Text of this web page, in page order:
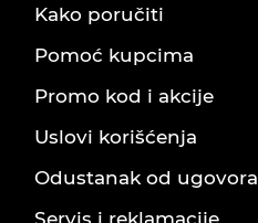
Kako poručiti
Pomoć kupcima
Promo kod i akcije
Uslovi korišćenja
Odustanak od ugovora
Servis i reklamacije